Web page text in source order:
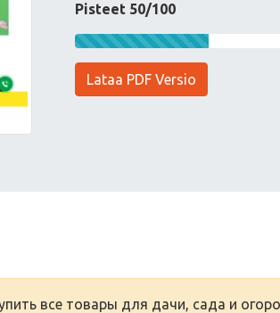
Pisteet 50/100
Lataa PDF Versio
все товары для дачи, сада и